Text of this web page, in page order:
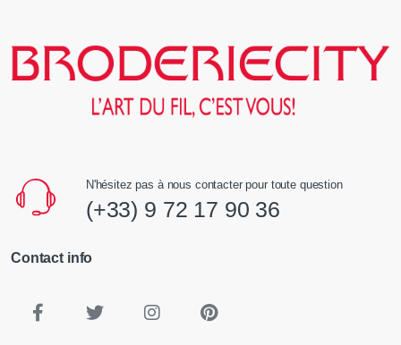
N'hésitez pas à nous contacter pour toute question
(+33) 9 72 17 90 36
Contact info